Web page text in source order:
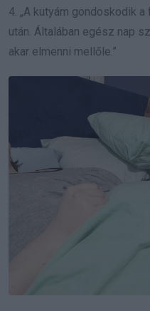
4. „A kutyám gondoskodik
után. Általában egész nap
akar elmenni mellőle.”